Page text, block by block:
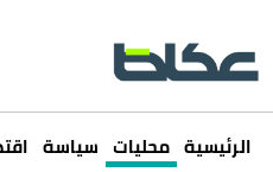
الرئيسية محليات سياسة